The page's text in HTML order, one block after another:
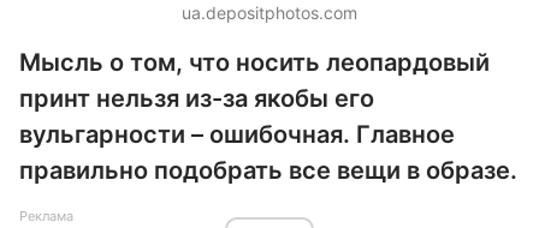
ua.depositphotos.com
Мысль о том, что носить леопардовый
принт нельзя из-за якобы его
вульгарности – ошибочная. Главное
правильно подобрать все вещи в образе.
Реклама